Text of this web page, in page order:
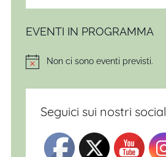
EVENTI IN PROGRAMMA
NoticeNon ci sono eventi previsti.
Seguici sui nostri social